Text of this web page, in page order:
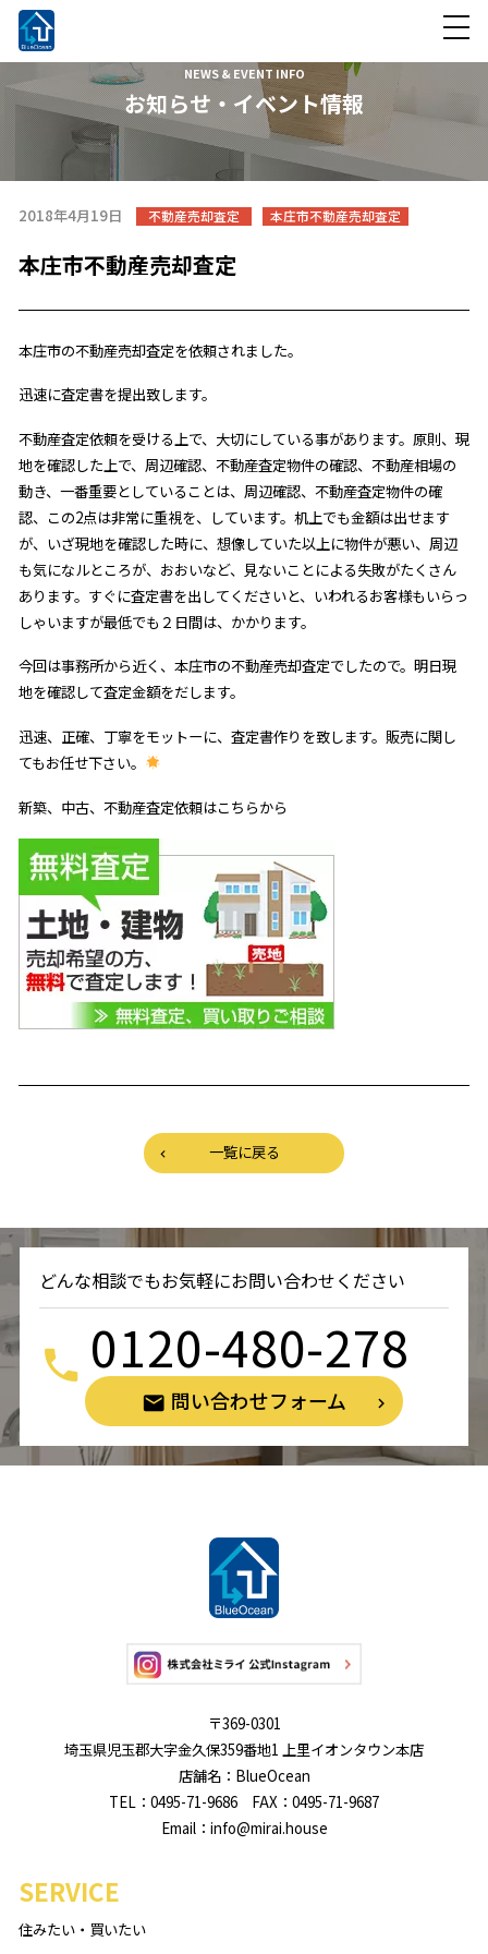
NEWS & EVENT INFO
お知らせ・イベント情報
2018年4月19日 不動産売却査定 本庄市不動産売却査定
本庄市不動産売却査定
本庄市の不動産売却査定を依頼されました。
迅速に査定書を提出致します。
不動産査定依頼を受ける上で、大切にしている事があります。原則、現
地を確認した上で、周辺確認、不動産査定物件の確認、不動産相場の
動き、一番重要としていることは、周辺確認、不動産査定物件の確
認、この2点は非常に重視を、しています。机上でも金額は出せます
が、いざ現地を確認した時に、想像していた以上に物件が悪い、周辺
も気になルところが、おおいなど、見ないことによる失敗がたくさん
あります。すぐに査定書を出してくださいと、いわれるお客様もいらっ
しゃいますが最低でも２日間は、かかります。
今回は事務所から近く、本庄市の不動産売却査定でしたので。明日現
地を確認して査定金額をだします。
迅速、正確、丁寧をモットーに、査定書作りを致します。販売に関し
てもお任せ下さい。
新築、中古、不動産査定依頼はこちらから
一覧に戻る
どんな相談でもお気軽にお問い合わせください
0120-480-278
問い合わせフォーム
〒369-0301
埼玉県児玉郡大字金久保359番地1 上里イオンタウン本店
店舗名：BlueOcean
TEL：0495-71-9686 FAX：0495-71-9687
Email：info@mirai.house
SERVICE
住みたい・買いたい